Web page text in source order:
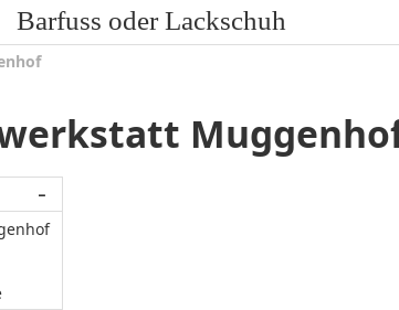
Barfuss oder Lackschuh
−